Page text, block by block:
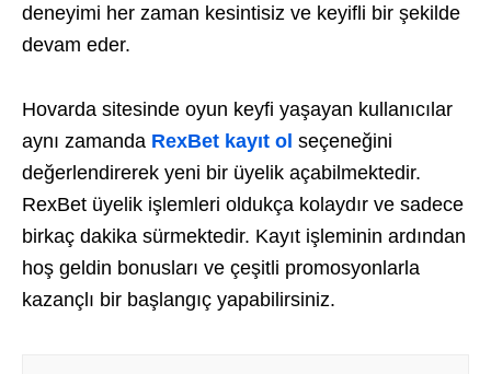
deneyimi her zaman kesintisiz ve keyifli bir şekilde
devam eder.
Hovarda sitesinde oyun keyfi yaşayan kullanıcılar
aynı zamanda RexBet kayıt ol seçeneğini
değerlendirerek yeni bir üyelik açabilmektedir.
RexBet üyelik işlemleri oldukça kolaydır ve sadece
birkaç dakika sürmektedir. Kayıt işleminin ardından
hoş geldin bonusları ve çeşitli promosyonlarla
kazançlı bir başlangıç yapabilirsiniz.